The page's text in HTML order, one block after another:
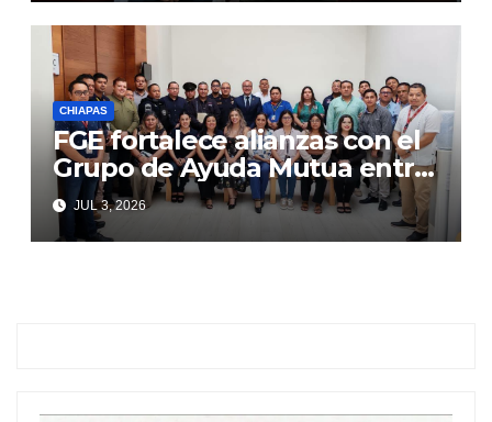
CHIAPAS
FGE fortalece alianzas con el
Grupo de Ayuda Mutua entre
Autoridades y Comercio
(GAMAC)
JUL 3, 2026